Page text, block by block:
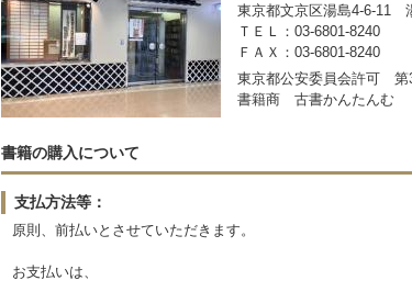
東京都文京区湯島4-6-11
ＴＥＬ：03-6801-8240
ＦＡＸ：03-6801-8240
東京都公安委員会許可 第
書籍商 古書かんたんむ
書籍の購入について
支払方法等：
原則、前払いとさせていただきます。
お支払いは、